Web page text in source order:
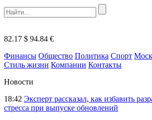
82.17 $ 94.84 €
Финансы Общество Политика Спорт
Стиль жизни Компании Контакты
Новости
18:42 Эксперт рассказал, как избавить
стресса при выпуске обновлений